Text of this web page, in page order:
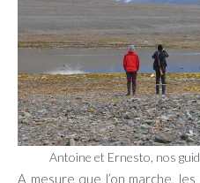
Antoine et Ernesto, nos
A mesure que l’on marche,